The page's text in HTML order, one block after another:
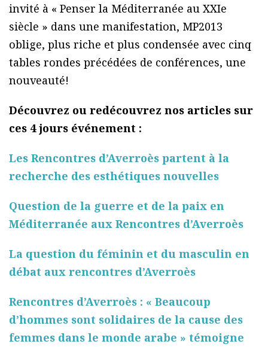
invité à « Penser la Méditerranée au XXIe
siècle » dans une manifestation, MP2013
oblige, plus riche et plus condensée avec cinq
tables rondes précédées de conférences, une
nouveauté!
Découvrez ou redécouvrez nos articles sur
ces 4 jours événement :
Les Rencontres d’Averroès partent à la
recherche des esthétiques nouvelles
Question de la guerre et de la paix en
Méditerranée aux Rencontres d’Averroès
La question du féminin et du masculin en
débat aux rencontres d’Averroès
Rencontres d’Averroès : « Beaucoup
d’hommes sont solidaires de la cause des
femmes dans le monde arabe » témoigne